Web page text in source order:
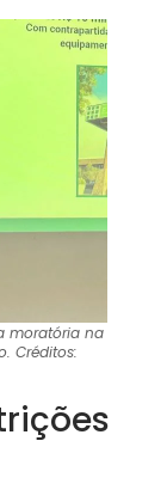
moratória na
Créditos: